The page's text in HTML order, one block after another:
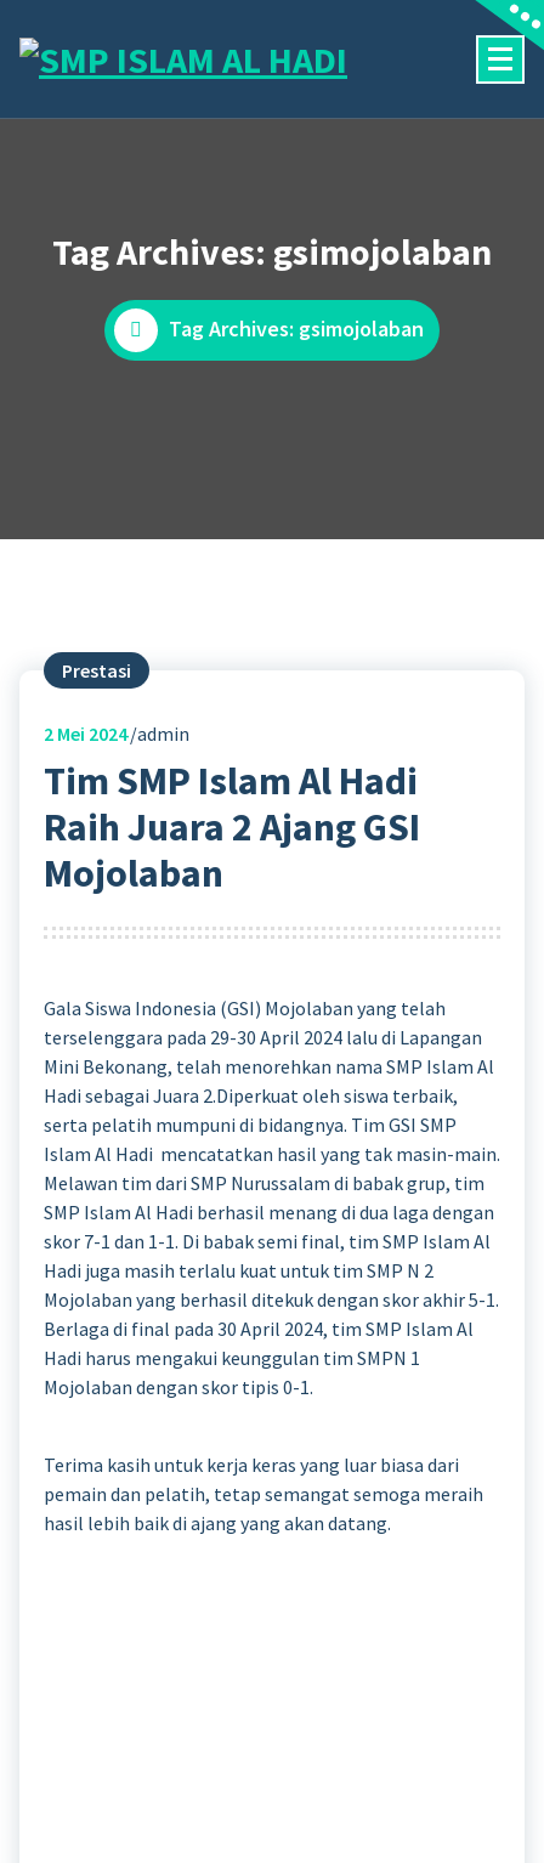
content
Tag Archives: gsimojolaban
Tag Archives: gsimojolaban
Prestasi
2 Mei 2024 admin
Tim SMP Islam Al Hadi
Raih Juara 2 Ajang GSI
Mojolaban
Gala Siswa Indonesia (GSI) Mojolaban yang telah
terselenggara pada 29-30 April 2024 lalu di Lapangan
Mini Bekonang, telah menorehkan nama SMP Islam Al
Hadi sebagai Juara 2.Diperkuat oleh siswa terbaik,
serta pelatih mumpuni di bidangnya. Tim GSI SMP
Islam Al Hadi mencatatkan hasil yang tak masin-main.
Melawan tim dari SMP Nurussalam di babak grup, tim
SMP Islam Al Hadi berhasil menang di dua laga dengan
skor 7-1 dan 1-1. Di babak semi final, tim SMP Islam Al
Hadi juga masih terlalu kuat untuk tim SMP N 2
Mojolaban yang berhasil ditekuk dengan skor akhir 5-1.
Berlaga di final pada 30 April 2024, tim SMP Islam Al
Hadi harus mengakui keunggulan tim SMPN 1
Mojolaban dengan skor tipis 0-1.
Terima kasih untuk kerja keras yang luar biasa dari
pemain dan pelatih, tetap semangat semoga meraih
hasil lebih baik di ajang yang akan datang.